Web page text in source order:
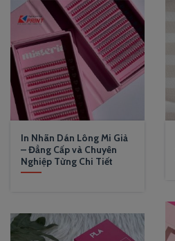
In Nhãn Dán Lông Mi Giả
– Đẳng Cấp và Chuyên
Nghiệp Từng Chi Tiết